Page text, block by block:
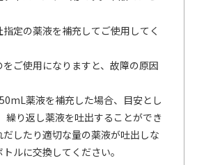
定の薬液を補充してご使用してく
ご使用になりますと、故障の原因
薬液を補充した場合、目安とし
繰り返し薬液を吐出することができ
したり適切な量の薬液が吐出しな
ルに交換してください。